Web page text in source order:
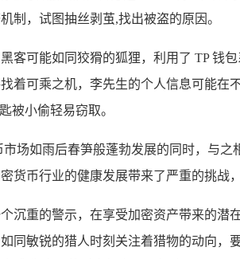
制，试图抽丝剥茧,找出被盗的原因。
客可能如同狡猾的狐狸，利用了 TP
着可乘之机，李先生的个人信息可能
被小偷轻易窃取。
场如雨后春笋般蓬勃发展的同时，与
货币行业的健康发展带来了严重的挑战
沉重的警示，在享受加密资产带来的
同敏锐的猎人时刻关注着猎物的动向